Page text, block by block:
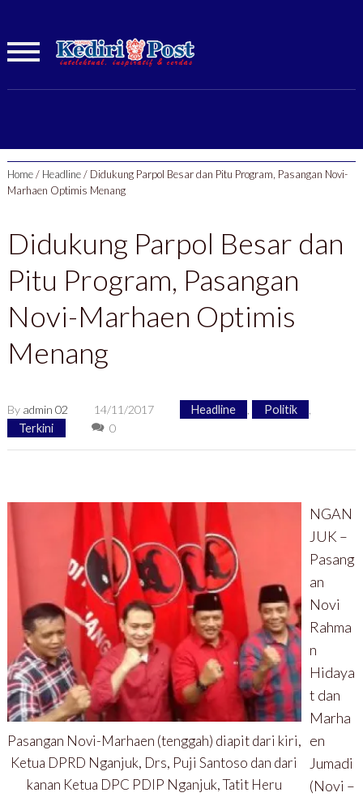
Home/ Headline/ Didukung Parpol Besar dan Pitu Program, Pasangan Novi-
Marhaen Optimis Menang
Didukung Parpol Besar dan
Pitu Program, Pasangan
Novi-Marhaen Optimis
Menang
By admin 02 14/11/2017 Headline Politik
Terkini
0
Pasangan Novi-Marhaen (tenggah) diapit dari kiri,
Ketua DPRD Nganjuk, Drs, Puji Santoso dan dari
kanan Ketua DPC PDIP Nganjuk, Tatit Heru
NGAN
JUK –
Pasang
an
Novi
Rahma
n
Hidaya
t dan
Marha
en
Jumadi
(Novi –